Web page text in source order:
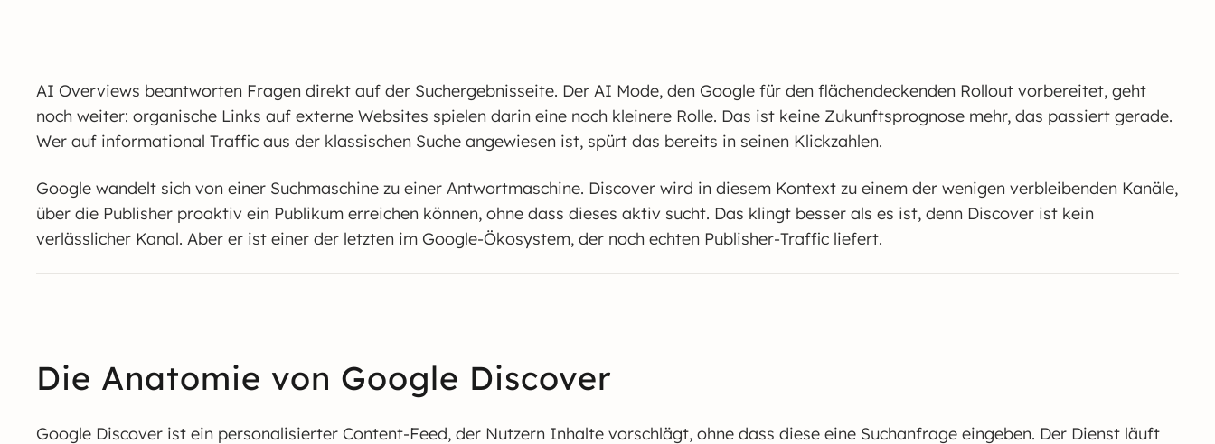
AI Overviews beantworten Fragen direkt auf der Suchergebnisseite. Der AI Mode, den Google für den flächendeckenden Rollout vorbereitet, geht
noch weiter: organische Links auf externe Websites spielen darin eine noch kleinere Rolle. Das ist keine Zukunftsprognose mehr, das passiert gerade.
Wer auf informational Traffic aus der klassischen Suche angewiesen ist, spürt das bereits in seinen Klickzahlen.
Google wandelt sich von einer Suchmaschine zu einer Antwortmaschine. Discover wird in diesem Kontext zu einem der wenigen verbleibenden Kanäle,
über die Publisher proaktiv ein Publikum erreichen können, ohne dass dieses aktiv sucht. Das klingt besser als es ist, denn Discover ist kein
verlässlicher Kanal. Aber er ist einer der letzten im Google-Ökosystem, der noch echten Publisher-Traffic liefert.
Die Anatomie von Google Discover
Google Discover ist ein personalisierter Content-Feed, der Nutzern Inhalte vorschlägt, ohne dass diese eine Suchanfrage eingeben. Der Dienst läuft